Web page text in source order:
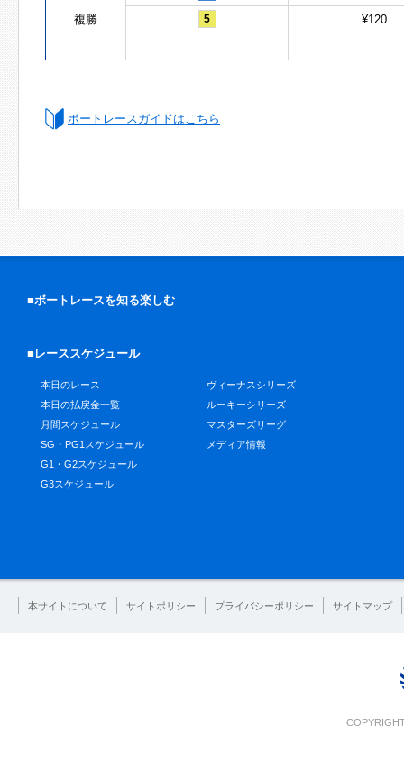
複勝 5 ¥120
ボートレースガイドはこちら
■ボートレースを知る楽しむ
■レーススケジュール
本日のレース
本日の払戻金一覧
月間スケジュール
SG・PG1スケジュール
G1・G2スケジュール
G3スケジュール
ヴィーナスシリーズ
ルーキーシリーズ
マスターズリーグ
メディア情報
本サイトについて サイトポリシー プライバシーポリシー サイトマップ